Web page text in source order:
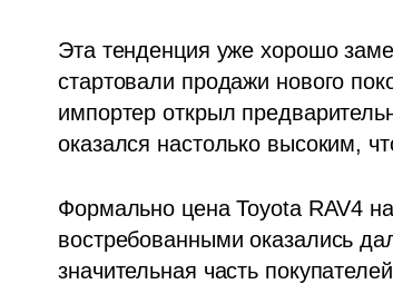
Эта тенденция уже хорошо
стартовали продажи нового
импортер открыл
оказался настолько высоким,
Формально цена Toyota RAV4
востребованными оказались
значительная часть